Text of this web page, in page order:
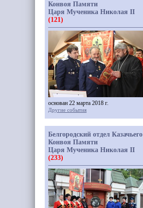
Конвоя Памяти
Царя Мученика Николая II
(121)
основан 22 марта 2018 г.
Другие события
Белгородский отдел Казачьего
Конвоя Памяти
Царя Мученика Николая II
(233)